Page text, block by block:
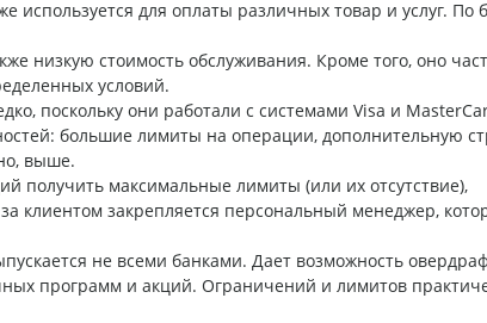
используется для оплаты различных товар и услуг. По
низкую стоимость обслуживания. Кроме того, оно
условий.
поскольку они работали с системами Visa и
большие лимиты на операции, дополнительную
выше.
максимальные лимиты (или их отсутствие),
клиентом закрепляется персональный менеджер,
не всеми банками. Дает возможность
программ и акций. Ограничений и лимитов